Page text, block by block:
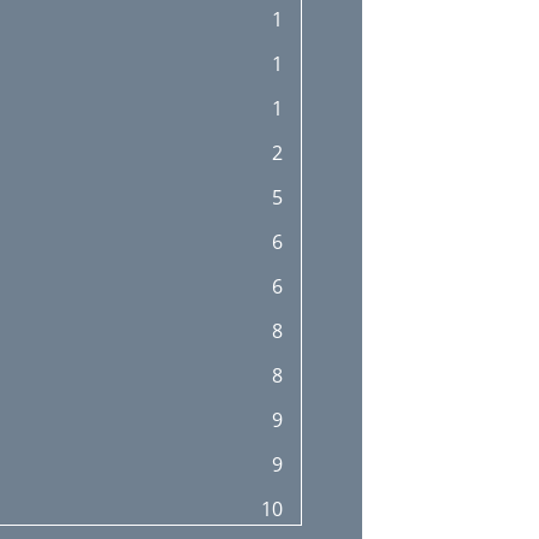
1
1
1
2
5
6
6
8
8
9
9
10